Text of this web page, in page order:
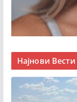
Најнови Вести